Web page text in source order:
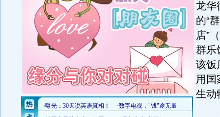
龙华
的“
店”
群乐
该饭
用国
生动